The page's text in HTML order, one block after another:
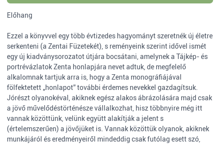
Előhang
Ezzel a könyvvel egy több évtizedes hagyományt szeretnék új életre
serkenteni (a Zentai Füzetekét), s reményeink szerint idővel ismét
egy új kiadványsorozatot útjára bocsátani, amelynek a Tájkép- és
portrévázlatok Zenta honlapjára nevet adtuk, de megfelelő
alkalomnak tartjuk arra is, hogy a Zenta monográfiájával
fölfektetett „honlapot” további érdemes nevekkel gazdagítsuk.
Jórészt olyanokéval, akiknek egész alakos ábrázolására majd csak
a jövő művelődéstörténésze vállalkozhat, hisz többnyire még itt
vannak közöttünk, velünk együtt alakítják a jelent s
(értelemszerűen) a jövőjüket is. Vannak közöttük olyanok, akiknek
munkájáról és eredményeiről mindeddig csak futólag esett szó,